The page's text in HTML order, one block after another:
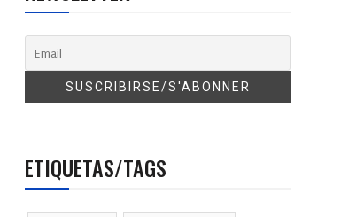
ETIQUETAS/TAGS